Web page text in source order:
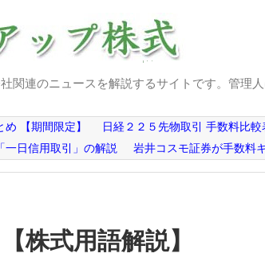
関連のニュースを解説するサイトです。管理
【期間限定】 日経２２５先物取引 手数料比較
一日信用取引」の解説 岩井コスモ証券が手数料
株式用語解説】